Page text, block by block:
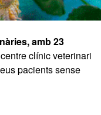
amb 23
clínic veterinari
pacients sense